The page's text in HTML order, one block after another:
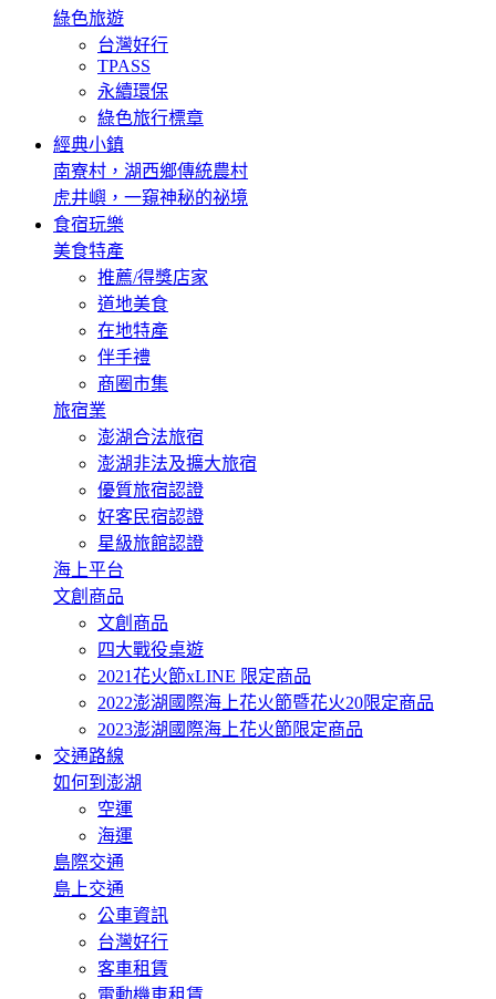
綠色旅遊
台灣好行
TPASS
永續環保
綠色旅行標章
經典小鎮
南寮村，湖西鄉傳統農村
虎井嶼，一窺神秘的祕境
食宿玩樂
美食特產
推薦/得獎店家
道地美食
在地特產
伴手禮
商圈市集
旅宿業
澎湖合法旅宿
澎湖非法及擴大旅宿
優質旅宿認證
好客民宿認證
星級旅館認證
海上平台
文創商品
文創商品
四大戰役桌遊
2021花火節xLINE 限定商品
2022澎湖國際海上花火節暨花火20限定商品
2023澎湖國際海上花火節限定商品
交通路線
如何到澎湖
空運
海運
島際交通
島上交通
公車資訊
台灣好行
客車租賃
電動機車租賃